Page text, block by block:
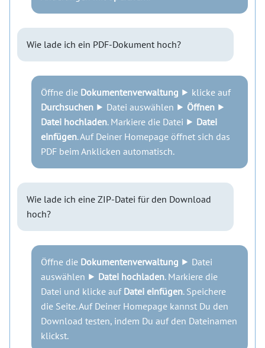
Wie lade ich ein PDF-Dokument hoch?
Öffne die Dokumentenverwaltung ⯈ klicke auf
Durchsuchen ⯈ Datei auswählen ⯈ Öffnen ⯈
Datei hochladen. Markiere die Datei ⯈ Datei
einfügen. Auf Deiner Homepage öffnet sich das
PDF beim Anklicken automatisch.
Wie lade ich eine ZIP-Datei für den Download
hoch?
Öffne die Dokumentenverwaltung ⯈ Datei
auswählen ⯈ Datei hochladen. Markiere die
Datei und klicke auf Datei einfügen. Speichere
die Seite. Auf Deiner Homepage kannst Du den
Download testen, indem Du auf den Dateinamen
klickst.